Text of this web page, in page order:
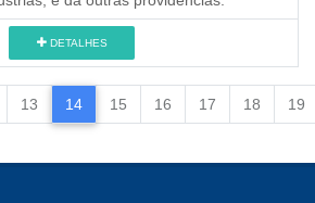
DETALHES
13 14 15 16 17 18 19